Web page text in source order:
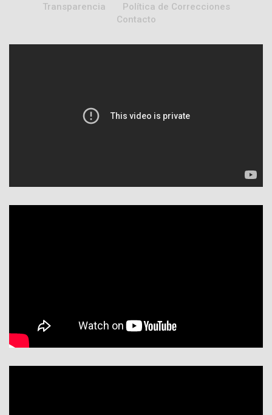
Transparencia
Política de Correcciones
Contacto